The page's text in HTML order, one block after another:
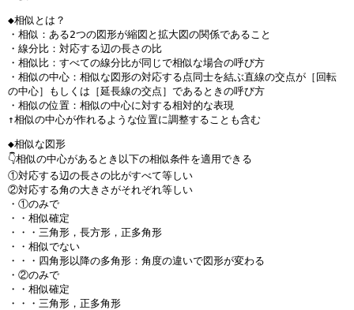
◆相似とは？
・相似：ある2つの図形が縮図と拡大図の関係であること
・線分比：対応する辺の長さの比
・相似比：すべての線分比が同じで相似な場合の呼び方
・相似の中心：相似な図形の対応する点同士を結ぶ直線の交点が［回転
の中心］もしくは［延長線の交点］であるときの呼び方
・相似の位置：相似の中心に対する相対的な表現
↑相似の中心が作れるような位置に調整することも含む
◆相似な図形
👇️相似の中心があるとき以下の相似条件を適用できる
①対応する辺の長さの比がすべて等しい
②対応する角の大きさがそれぞれ等しい
・①のみで
・・相似確定
・・・三角形，長方形，正多角形
・・相似でない
・・・四角形以降の多角形：角度の違いで図形が変わる
・②のみで
・・相似確定
・・・三角形，正多角形